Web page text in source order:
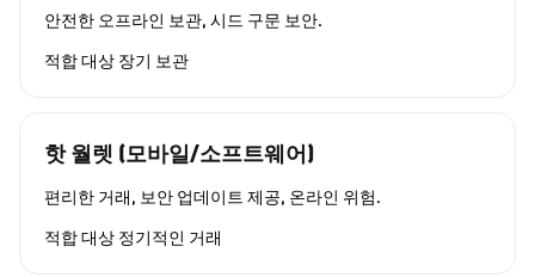
안전한 오프라인 보관, 시드 구문 보안.
적합 대상 장기 보관
핫 월렛 (모바일/소프트웨어)
편리한 거래, 보안 업데이트 제공, 온라인 위험.
적합 대상 정기적인 거래